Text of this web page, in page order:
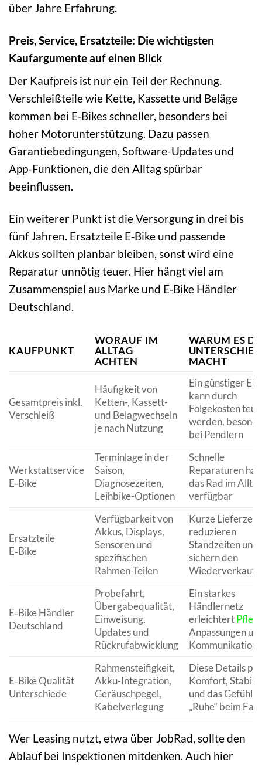
über Jahre Erfahrung.
Preis, Service, Ersatzteile: Die wichtigsten
Kaufargumente auf einen Blick
Der Kaufpreis ist nur ein Teil der Rechnung.
Verschleißteile wie Kette, Kassette und Beläge
kommen bei E‑Bikes schneller, besonders bei
hoher Motorunterstützung. Dazu passen
Garantiebedingungen, Software-Updates und
App-Funktionen, die den Alltag spürbar
beeinflussen.
Ein weiterer Punkt ist die Versorgung in drei bis
fünf Jahren. Ersatzteile E‑Bike und passende
Akkus sollten planbar bleiben, sonst wird eine
Reparatur unnötig teuer. Hier hängt viel am
Zusammenspiel aus Marke und E‑Bike Händler
Deutschland.
KAUFPUNKT
WORAUF IM
ALLTAG
ACHTEN
WARUM ES
MACHT
Gesamtpreis inkl.
Verschleiß
Häufigkeit von
Ketten-, Kassett-
und Belagwechseln
je nach Nutzung
Ein günstiger
kann durch
Folgekosten
werden,
bei Pendlern
Werkstattservice
E‑Bike
Terminlage in der
Saison,
Diagnosezeiten,
Leihbike-Optionen
Schnelle
Reparaturen
das Rad im
verfügbar
Ersatzteile
E‑Bike
Verfügbarkeit von
Akkus, Displays,
Sensoren und
spezifischen
Rahmen-Teilen
Kurze
reduzieren
Standzeiten und
sichern den
E‑Bike Händler
Deutschland
Probefahrt,
Übergabequalität,
Einweisung,
Updates und
Rückrufabwicklung
Ein starkes
Händlernetz
erleichtert
Anpassungen
Kommunikation
E‑Bike Qualität
Unterschiede
Rahmensteifigkeit,
Akku-Integration,
Geräuschpegel,
Kabelverlegung
Diese Details
Komfort,
und das Gefühl
„Ruhe“ beim
Wer Leasing nutzt, etwa über JobRad, sollte den
Ablauf bei Inspektionen mitdenken. Auch hier